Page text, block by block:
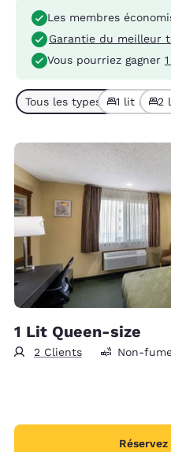
Les membres
Garantie du meilleur
Vous pourriez gagner
Tous les types de1 lit (5) 2
1 Lit Queen-size
2 Clients Non-